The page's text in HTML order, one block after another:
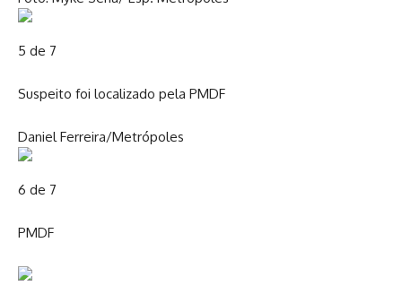
5 de 7
Suspeito foi localizado pela PMDF
Daniel Ferreira/Metrópoles
6 de 7
PMDF